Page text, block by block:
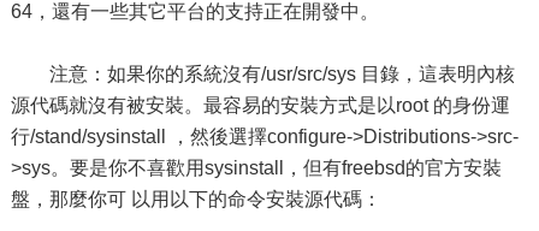
64，還有一些其它平台的支持正在開發中。
注意：如果你的系統沒有/usr/src/sys 目錄，這表明內核
源代碼就沒有被安裝。最容易的安裝方式是以root 的身份運
行/stand/sysinstall ，然後選擇configure->Distributions->src-
>sys。要是你不喜歡用sysinstall，但有freebsd的官方安裝
盤，那麼你可 以用以下的命令安裝源代碼：